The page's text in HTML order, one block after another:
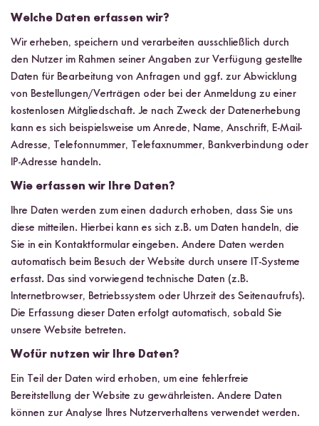
Welche Daten erfassen wir?
Wir erheben, speichern und verarbeiten ausschließlich durch
den Nutzer im Rahmen seiner Angaben zur Verfügung gestellte
Daten für Bearbeitung von Anfragen und ggf. zur Abwicklung
von Bestellungen/Verträgen oder bei der Anmeldung zu einer
kostenlosen Mitgliedschaft. Je nach Zweck der Datenerhebung
kann es sich beispielsweise um Anrede, Name, Anschrift, E-Mail-
Adresse, Telefonnummer, Telefaxnummer, Bankverbindung oder
IP-Adresse handeln.
Wie erfassen wir Ihre Daten?
Ihre Daten werden zum einen dadurch erhoben, dass Sie uns
diese mitteilen. Hierbei kann es sich z.B. um Daten handeln, die
Sie in ein Kontaktformular eingeben. Andere Daten werden
automatisch beim Besuch der Website durch unsere IT-Systeme
erfasst. Das sind vorwiegend technische Daten (z.B.
Internetbrowser, Betriebssystem oder Uhrzeit des Seitenaufrufs).
Die Erfassung dieser Daten erfolgt automatisch, sobald Sie
unsere Website betreten.
Wofür nutzen wir Ihre Daten?
Ein Teil der Daten wird erhoben, um eine fehlerfreie
Bereitstellung der Website zu gewährleisten. Andere Daten
können zur Analyse Ihres Nutzerverhaltens verwendet werden.